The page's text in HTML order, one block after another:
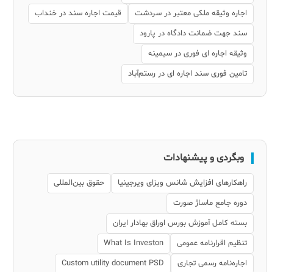
اجاره وثیقه ملکی معتبر در سردشت
قیمت اجاره سند در خنداب
سند جهت ضمانت دادگاه در پارود
وثیقه اجاره ای فوری در سیمینه
تامین فوری سند اجاره ای در رستم‌آباد
وبگردی و پیشنهادات
راهکارهای افزایش شانس ویزای ویرجینیا
حقوق بین‌المللی
دوره جامع ماساژ صورت
بسته کامل آموزش بورس اوراق بهادار ایران
تنظیم اقرارنامه عمومی
What Is Investon
اجاره‌نامه رسمی تجاری
Custom utility document PSD